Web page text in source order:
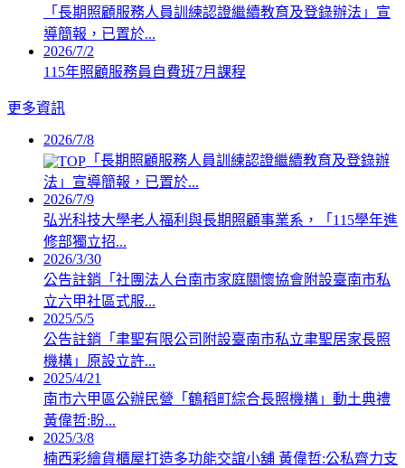
「長期照顧服務人員訓練認證繼續教育及登錄辦法」宣
導簡報，已置於...
2026/7/2
115年照顧服務員自費班7月課程
更多資訊
2026/7/8
「長期照顧服務人員訓練認證繼續教育及登錄辦
法」宣導簡報，已置於...
2026/7/9
弘光科技大學老人福利與長期照顧事業系，「115學年進
修部獨立招...
2026/3/30
公告註銷「社團法人台南市家庭關懷協會附設臺南市私
立六甲社區式服...
2025/5/5
公告註銷「聿聖有限公司附設臺南市私立聿聖居家長照
機構」原設立許...
2025/4/21
南市六甲區公辦民營「鶴稻町綜合長照機構」動土典禮
黃偉哲:盼...
2025/3/8
楠西彩繪貨櫃屋打造多功能交誼小舖 黃偉哲:公私齊力支